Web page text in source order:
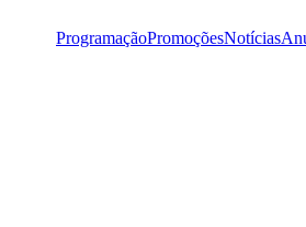
ProgramaçãoPromoçõesNotícias